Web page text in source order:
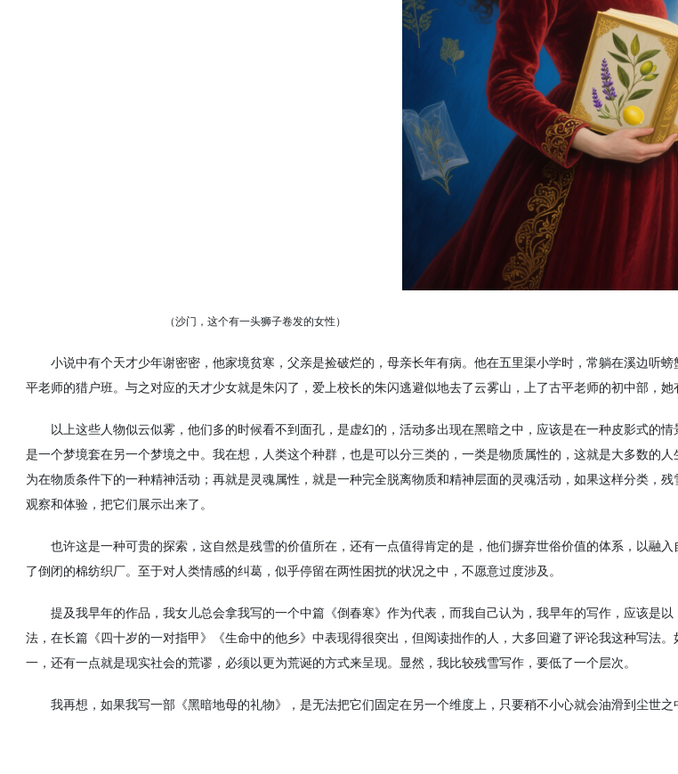
（沙门，这个有一头狮子卷发的女性）
小说中有个天才少年谢密密，他家境贫寒，父亲是捡破烂的，母亲长年有病。他在五里渠小学时，常躺在溪边听
平老师的猎户班。与之对应的天才少女就是朱闪了，爱上校长的朱闪逃避似地去了云雾山，上了古平老师的初中部，
以上这些人物似云似雾，他们多的时候看不到面孔，是虚幻的，活动多出现在黑暗之中，应该是在一种皮影式的
是一个梦境套在另一个梦境之中。我在想，人类这个种群，也是可以分三类的，一类是物质属性的，这就是大多数的
为在物质条件下的一种精神活动；再就是灵魂属性，就是一种完全脱离物质和精神层面的灵魂活动，如果这样分类，
观察和体验，把它们展示出来了。
也许这是一种可贵的探索，这自然是残雪的价值所在，还有一点值得肯定的是，他们摒弃世俗价值的体系，以融
了倒闭的棉纺织厂。至于对人类情感的纠葛，似乎停留在两性困扰的状况之中，不愿意过度涉及。
提及我早年的作品，我女儿总会拿我写的一个中篇《倒春寒》作为代表，而我自己认为，我早年的写作，应该是
法，在长篇《四十岁的一对指甲》《生命中的他乡》中表现得很突出，但阅读拙作的人，大多回避了评论我这种写法
一，还有一点就是现实社会的荒谬，必须以更为荒诞的方式来呈现。显然，我比较残雪写作，要低了一个层次。
我再想，如果我写一部《黑暗地母的礼物》，是无法把它们固定在另一个维度上，只要稍不小心就会油滑到尘世之